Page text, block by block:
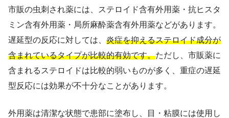
市販の虫刺され薬には、ステロイド含有外用薬・抗ヒスタ
ミン含有外用薬・局所麻酔薬含有外用薬などがあります。
遅延型の反応に対しては、 炎症を抑えるステロイド成分が
含まれているタイプが比較的有効です。ただし、市販薬に
含まれるステロイドは比較的弱いものが多く、重症の遅延
型反応には効果が不十分なことがあります。
外用薬は清潔な状態で患部に塗布し、目・粘膜には使用し